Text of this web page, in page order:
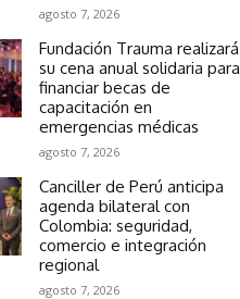
agosto 7, 2026
Fundación Trauma realizará
su cena anual solidaria para
financiar becas de
capacitación en
emergencias médicas
agosto 7, 2026
Canciller de Perú anticipa
agenda bilateral con
Colombia: seguridad,
comercio e integración
regional
agosto 7, 2026